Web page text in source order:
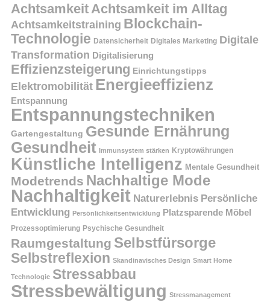
AchtsamkeitAchtsamkeit im Alltag
Achtsamkeitstraining Blockchain-
Technologie Datensicherheit Digitales Marketing Digitale
Transformation Digitalisierung
Effizienzsteigerung Einrichtungstipps
Elektromobilität Energieeffizienz
Entspannung
Entspannungstechniken
Gartengestaltung Gesunde Ernährung
Gesundheit Immunsystem stärken Kryptowährungen
Künstliche Intelligenz Mentale Gesundheit
Modetrends Nachhaltige Mode
Nachhaltigkeit Naturerlebnis Persönliche
Entwicklung Persönlichkeitsentwicklung Platzsparende Möbel
Prozessoptimierung Psychische Gesundheit
Raumgestaltung Selbstfürsorge
Selbstreflexion Skandinavisches Design Smart Home
Technologie Stressabbau
Stressbewältigung Stressmanagement